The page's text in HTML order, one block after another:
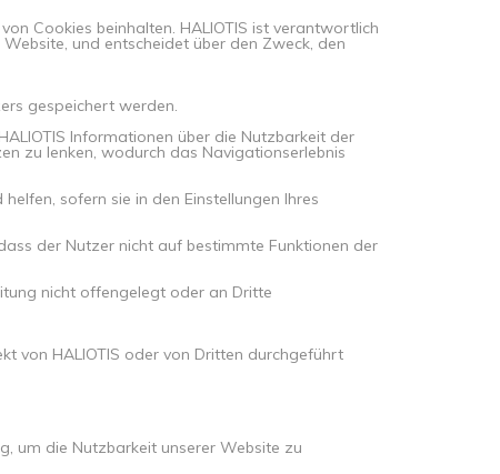
Cookies beinhalten. HALIOTIS ist verantwortlich
und entscheidet über den Zweck, den
gespeichert werden.
Informationen über die Nutzbarkeit der
zu lenken, wodurch das Navigationserlebnis
sofern sie in den Einstellungen Ihres
der Nutzer nicht auf bestimmte Funktionen der
nicht offengelegt oder an Dritte
von HALIOTIS oder von Dritten durchgeführt
um die Nutzbarkeit unserer Website zu